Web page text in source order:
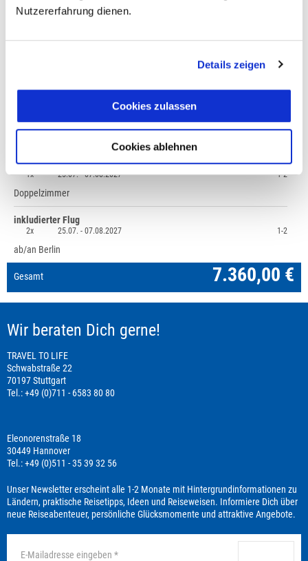
Nutzererfahrung dienen.
Details zeigen
Cookies zulassen
Cookies ablehnen
Preisvorschau
Reise: Azoren - Trauminseln im Atlantik;
Mindestteilnehmerzahl 6
1x 25.07. -07.08.2027 1-2
Doppelzimmer
inkludierter Flug
2x 25.07. -07.08.2027 1-2
ab/an Berlin
Gesamt 7.360,00 €
Wir beraten Dich gerne!
TRAVEL TO LIFE
Schwabstraße 22
70197 Stuttgart
Tel.: +49 (0)711 - 6583 80 80
Eleonorenstraße 18
30449 Hannover
Tel.: +49 (0)511 - 35 39 32 56
Unser Newsletter erscheint alle 1-2 Monate mit Hintergrundinformationen zu
Ländern, praktische Reisetipps, Ideen und Reiseweisen. Informiere Dich über
neue Reiseabenteuer, persönliche Glücksmomente und attraktive Angebote.